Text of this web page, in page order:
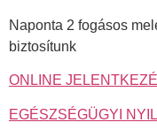
Naponta 2 fogásos
biztosítunk
ONLINE
EGÉSZSÉGÜGYI